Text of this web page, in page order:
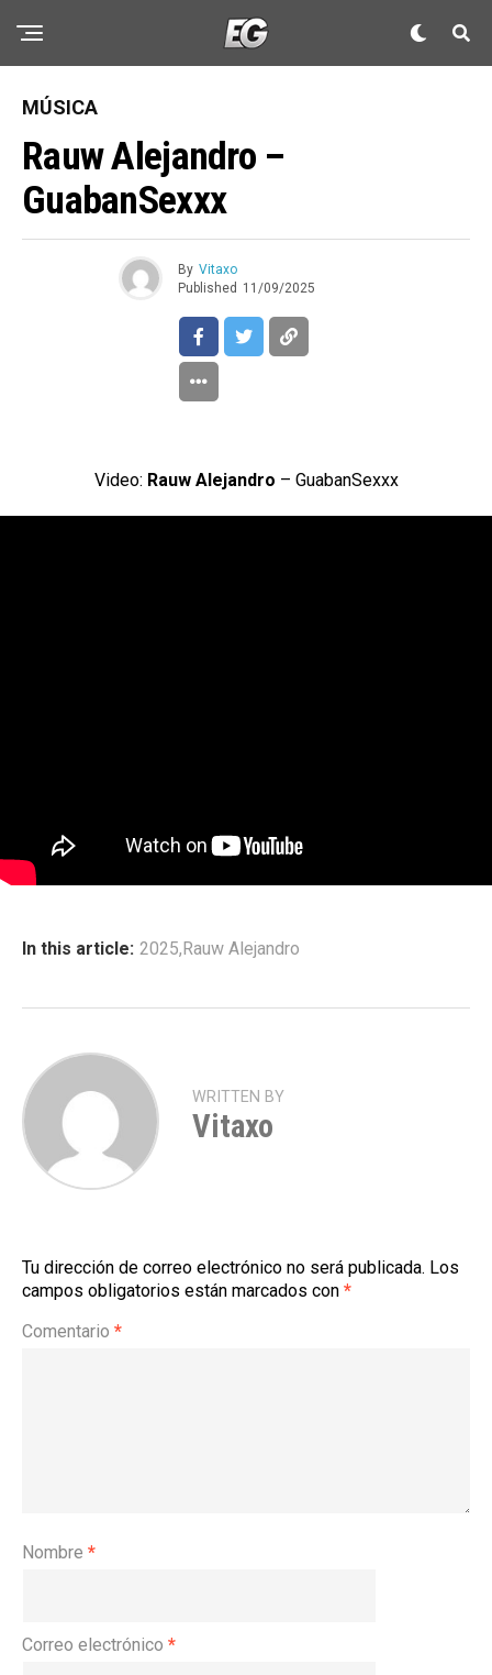
MÚSICA
Rauw Alejandro –
GuabanSexxx
By Vitaxo
Published 11/09/2025
Video: Rauw Alejandro – GuabanSexxx
In this article: 2025,Rauw Alejandro
WRITTEN BY
Vitaxo
Tu dirección de correo electrónico no será publicada. Los
campos obligatorios están marcados con *
Comentario *
Nombre *
Correo electrónico *